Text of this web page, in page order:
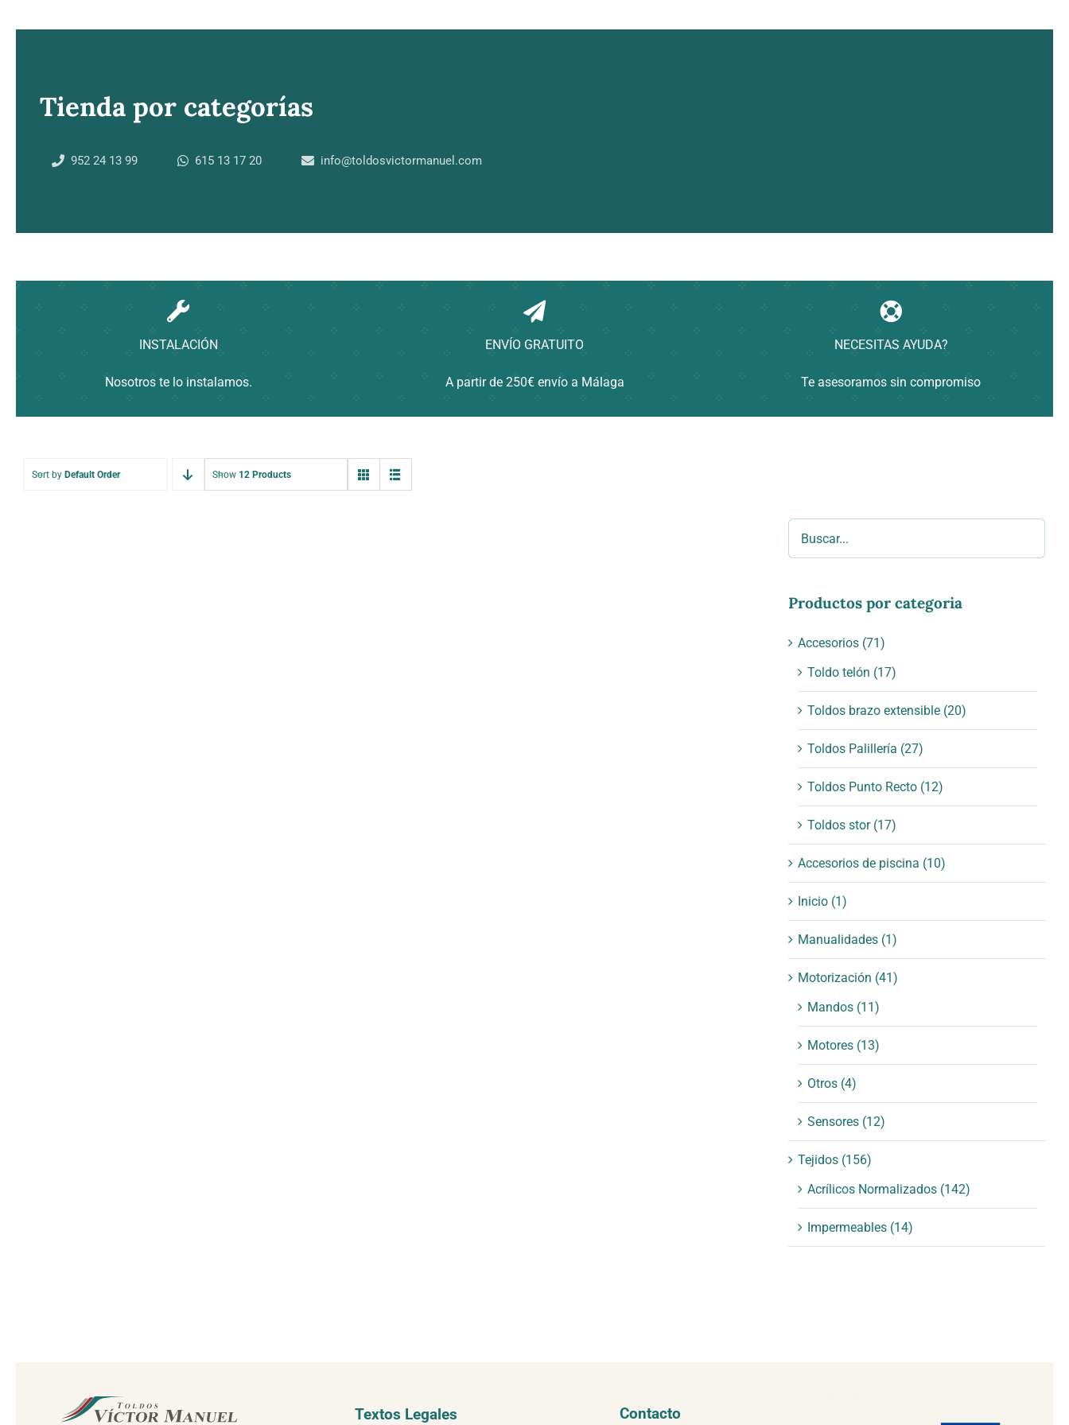
Tienda por categorías
952 24 13 99 615 13 17 20 info@toldosvictormanuel.com
INSTALACIÓN
Nosotros te lo instalamos.
ENVÍO GRATUITO
A partir de 250€ envío a Málaga
NECESITAS AYUDA?
Te asesoramos sin compromiso
Sort by Default Order Show 12 Products
Productos por categoria
Accesorios (71)
Toldo telón (17)
Toldos brazo extensible (20)
Toldos Palillería (27)
Toldos Punto Recto (12)
Toldos stor (17)
Accesorios de piscina (10)
Inicio (1)
Manualidades (1)
Motorización (41)
Mandos (11)
Motores (13)
Otros (4)
Sensores (12)
Tejidos (156)
Acrílicos Normalizados (142)
Impermeables (14)
Textos Legales Contacto